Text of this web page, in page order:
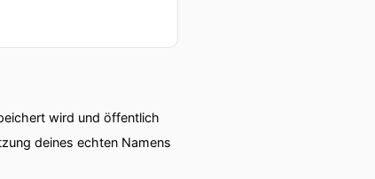
wird und öffentlich
deines echten Namens